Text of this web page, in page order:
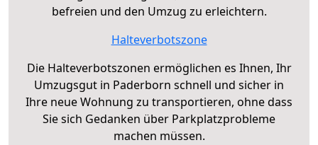
befreien und den Umzug zu erleichtern.
Halteverbotszone
Die Halteverbotszonen ermöglichen es Ihnen, Ihr
Umzugsgut in Paderborn schnell und sicher in
Ihre neue Wohnung zu transportieren, ohne dass
Sie sich Gedanken über Parkplatzprobleme
machen müssen.